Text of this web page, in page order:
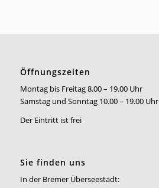
Öffnungszeiten
Montag bis Freitag 8.00 – 19.00 Uhr
Samstag und Sonntag 10.00 – 19.00 Uhr
Der Eintritt ist frei
Sie finden uns
In der Bremer Überseestadt: